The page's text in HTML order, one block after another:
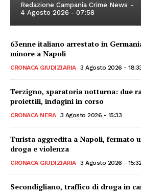
Redazione Campania Crime News -
4 Agosto 2026 - 07:58
63enne italiano arrestato in
minore a Napoli
CRONACA GIUDIZIARIA 3 Agosto 2026 -
Terzigno, sparatoria notturna: due
proiettili, indagini in corso
CRONACA NERA 3 Agosto 2026 - 15:33
Turista aggredita a Napoli, fermato
droga e violenza
CRONACA GIUDIZIARIA 3 Agosto 2026 - 15:32
Secondigliano, traffico di droga in